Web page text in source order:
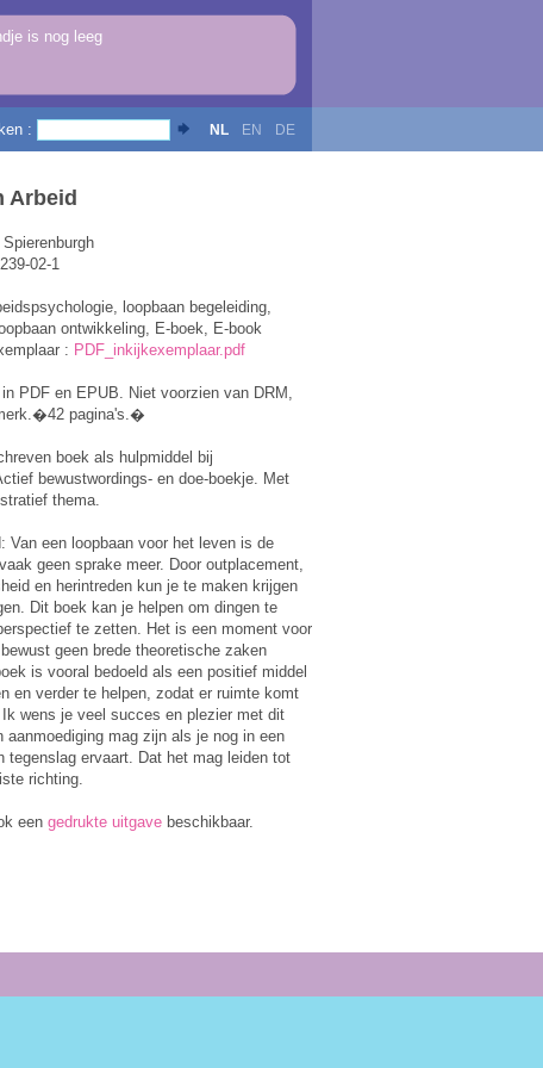
is nog leeg
NL EN DE
:
Arbeid
02-1
loopbaan begeleiding,
ontwikkeling, E-boek, E-book
: PDF_inkijkexemplaar.pdf
PDF en EPUB. Niet voorzien van DRM,
pagina's.�
boek als hulpmiddel bij
bewustwordings- en doe-boekje. Met
thema.
Van een loopbaan voor het leven is de
geen sprake meer. Door outplacement,
en herintreden kun je te maken krijgen
Dit boek kan je helpen om dingen te
te zetten. Het is een moment voor
geen brede theoretische zaken
is vooral bedoeld als een positief middel
en verder te helpen, zodat er ruimte komt
wens je veel succes en plezier met dit
aanmoediging mag zijn als je nog in een
ervaart. Dat het mag leiden tot
richting.
een gedrukte uitgave beschikbaar.